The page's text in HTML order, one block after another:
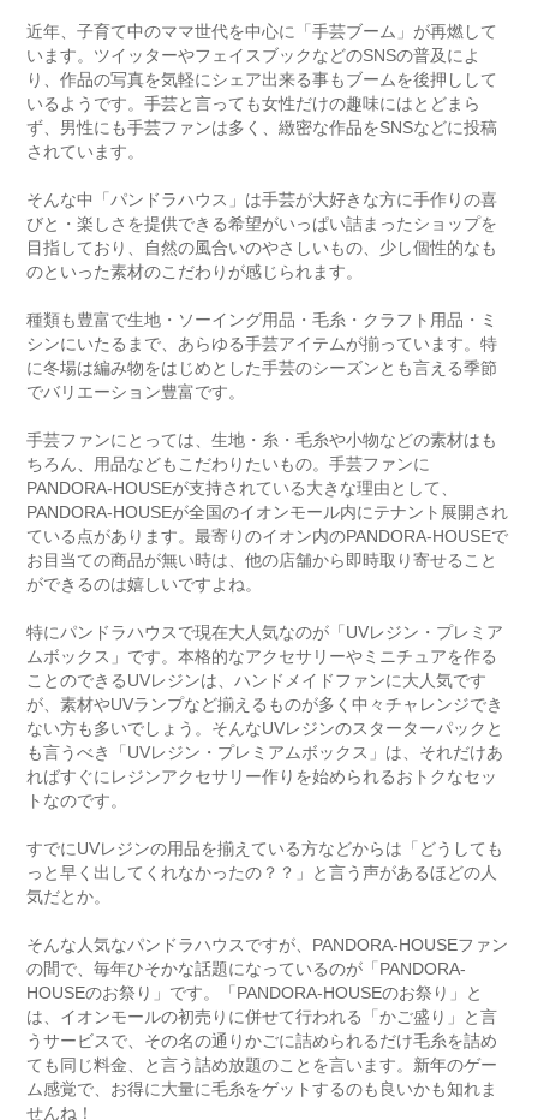
近年、子育て中のママ世代を中心に「手芸ブーム」が再燃して
います。ツイッターやフェイスブックなどのSNSの普及によ
り、作品の写真を気軽にシェア出来る事もブームを後押しして
いるようです。手芸と言っても女性だけの趣味にはとどまら
ず、男性にも手芸ファンは多く、緻密な作品をSNSなどに投稿
されています。
そんな中「パンドラハウス」は手芸が大好きな方に手作りの喜
びと・楽しさを提供できる希望がいっぱい詰まったショップを
目指しており、自然の風合いのやさしいもの、少し個性的なも
のといった素材のこだわりが感じられます。
種類も豊富で生地・ソーイング用品・毛糸・クラフト用品・ミ
シンにいたるまで、あらゆる手芸アイテムが揃っています。特
に冬場は編み物をはじめとした手芸のシーズンとも言える季節
でバリエーション豊富です。
手芸ファンにとっては、生地・糸・毛糸や小物などの素材はも
ちろん、用品などもこだわりたいもの。手芸ファンに
PANDORA-HOUSEが支持されている大きな理由として、
PANDORA-HOUSEが全国のイオンモール内にテナント展開され
ている点があります。最寄りのイオン内のPANDORA-HOUSEで
お目当ての商品が無い時は、他の店舗から即時取り寄せること
ができるのは嬉しいですよね。
特にパンドラハウスで現在大人気なのが「UVレジン・プレミア
ムボックス」です。本格的なアクセサリーやミニチュアを作る
ことのできるUVレジンは、ハンドメイドファンに大人気です
が、素材やUVランプなど揃えるものが多く中々チャレンジでき
ない方も多いでしょう。そんなUVレジンのスターターパックと
も言うべき「UVレジン・プレミアムボックス」は、それだけあ
ればすぐにレジンアクセサリー作りを始められるおトクなセッ
トなのです。
すでにUVレジンの用品を揃えている方などからは「どうしても
っと早く出してくれなかったの？？」と言う声があるほどの人
気だとか。
そんな人気なパンドラハウスですが、PANDORA-HOUSEファン
の間で、毎年ひそかな話題になっているのが「PANDORA-
HOUSEのお祭り」です。「PANDORA-HOUSEのお祭り」と
は、イオンモールの初売りに併せて行われる「かご盛り」と言
うサービスで、その名の通りかごに詰められるだけ毛糸を詰め
ても同じ料金、と言う詰め放題のことを言います。新年のゲー
ム感覚で、お得に大量に毛糸をゲットするのも良いかも知れま
せんね！